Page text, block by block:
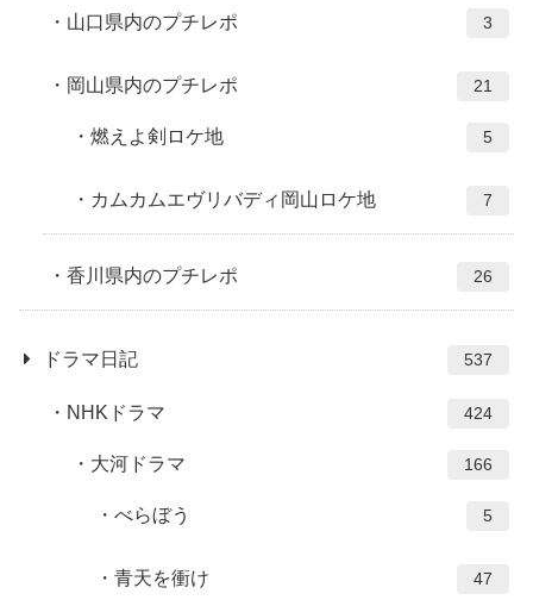
山口県内のプチレポ 3
岡山県内のプチレポ 21
燃えよ剣ロケ地 5
カムカムエヴリバディ岡山ロケ地 7
香川県内のプチレポ 26
ドラマ日記 537
NHKドラマ 424
大河ドラマ 166
べらぼう 5
青天を衝け 47